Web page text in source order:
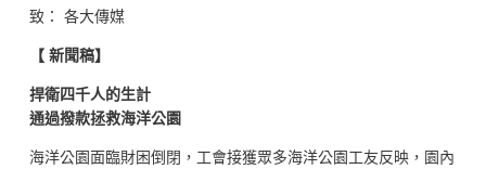
致： 各大傳媒
【 新聞稿】
捍衛四千人的生計
通過撥款拯救海洋公園
海洋公園面臨財困倒閉，工會接獲眾多海洋公園工友反映，園內